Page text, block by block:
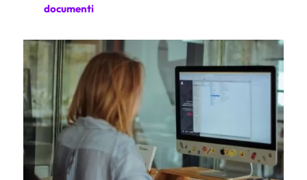
documenti